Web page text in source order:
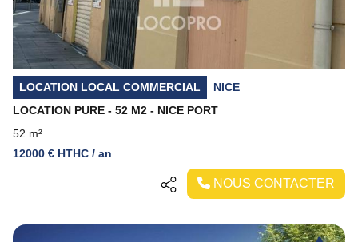
LOCATION LOCAL COMMERCIAL
NICE
LOCATION PURE - 52 M2 - NICE PORT
52 m²
12000 € HTHC / an
NOUS CONTACTER